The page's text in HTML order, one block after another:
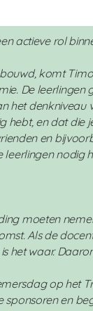
actieve rol
komt
De leerlingen
het denkniveau
hebt, en dat die
en
nodig
moeten
Als de
het waar.
op het
en